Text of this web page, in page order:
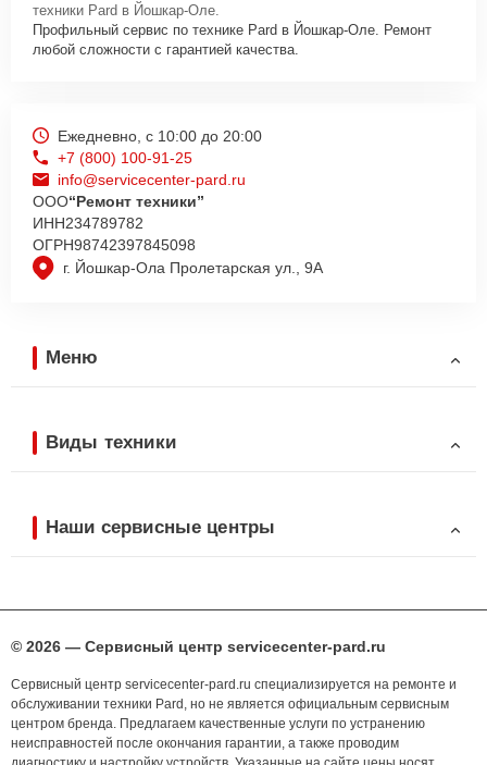
техники Pard в Йошкар-Оле.
Профильный сервис по технике Pard в Йошкар-Оле. Ремонт
любой сложности с гарантией качества.
г. Йошкар-Ола Пролетарская ул., 9А
Ежедневно, с 10:00 до 20:00
+7 (800) 100-91-25
info@servicecenter-pard.ru
ООО“Ремонт техники”
ИНН234789782
ОГРН98742397845098
Меню
Виды техники
Наши сервисные центры
© 2026 — Сервисный центр servicecenter-pard.ru
Сервисный центр servicecenter-pard.ru специализируется на ремонте и
обслуживании техники Pard, но не является официальным сервисным
центром бренда. Предлагаем качественные услуги по устранению
неисправностей после окончания гарантии, а также проводим